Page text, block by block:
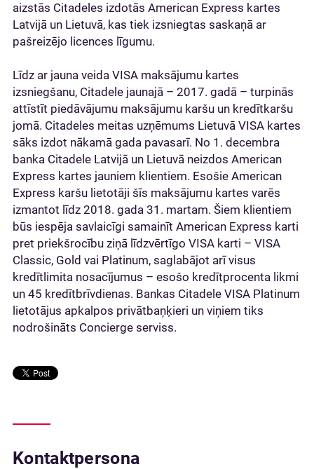
aizstās Citadeles izdotās American Express kartes
Latvijā un Lietuvā, kas tiek izsniegtas saskaņā ar
pašreizējo licences līgumu.
Līdz ar jauna veida VISA maksājumu kartes
izsniegšanu, Citadele jaunajā – 2017. gadā – turpinās
attīstīt piedāvājumu maksājumu karšu un kredītkaršu
jomā. Citadeles meitas uzņēmums Lietuvā VISA kartes
sāks izdot nākamā gada pavasarī. No 1. decembra
banka Citadele Latvijā un Lietuvā neizdos American
Express kartes jauniem klientiem. Esošie American
Express karšu lietotāji šīs maksājumu kartes varēs
izmantot līdz 2018. gada 31. martam. Šiem klientiem
būs iespēja savlaicīgi samainīt American Express karti
pret priekšrocību ziņā līdzvērtīgo VISA karti – VISA
Classic, Gold vai Platinum, saglabājot arī visus
kredītlimita nosacījumus – esošo kredītprocenta likmi
un 45 kredītbrīvdienas. Bankas Citadele VISA Platinum
lietotājus apkalpos privātbaņķieri un viņiem tiks
nodrošināts Concierge serviss.
Kontaktpersona